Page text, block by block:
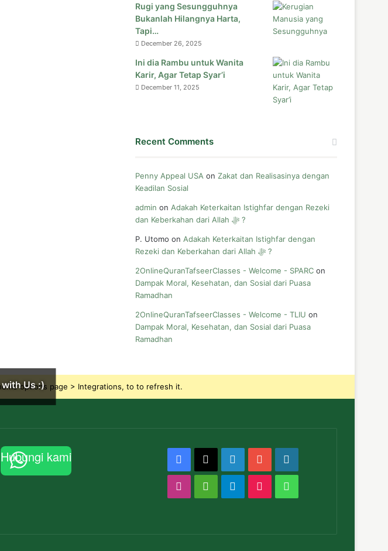
Rugi yang Sesungguhnya
Bukanlah Hilangnya Harta,
Tapi…
December 26, 2025
Ini dia Rambu untuk Wanita
Karir, Agar Tetap Syar’i
December 11, 2025
Recent Comments
Penny Appeal USA on Zakat dan Realisasinya dengan
Keadilan Sosial
admin on Adakah Keterkaitan Istighfar dengan Rezeki
dan Keberkahan dari Allah ﷻ ?
P. Utomo on Adakah Keterkaitan Istighfar dengan
Rezeki dan Keberkahan dari Allah ﷻ ?
2OnlineQuranTafseerClasses - Welcome - SPARC on
Dampak Moral, Kesehatan, dan Sosial dari Puasa
Ramadhan
2OnlineQuranTafseerClasses - Welcome - TLIU on
Dampak Moral, Kesehatan, dan Sosial dari Puasa
Ramadhan
Us :)
options page > Integrations, to to refresh it.
Hubungi kami Facebook LinkedInYouTube
Instagram
MediumTelegramTikTok